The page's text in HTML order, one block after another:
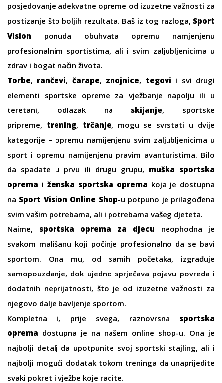
posjedovanje adekvatne opreme od izuzetne važnosti za
postizanje što boljih rezultata. Baš iz tog razloga, Sport
Vision ponuda obuhvata opremu namjenjenu
profesionalnim sportistima, ali i svim zaljubljenicima u
zdrav i bogat način života.
Torbe, rančevi, čarape, znojnice, tegovi i svi drugi
elementi sportske opreme za vježbanje napolju ili u
teretani, odlazak na skijanje, sportske
pripreme, trening, trčanje, mogu se svrstati u dvije
kategorije – opremu namijenjenu svim zaljubljenicima u
sport i opremu namijenjenu pravim avanturistima. Bilo
da spadate u prvu ili drugu grupu, muška sportska
oprema i ženska sportska oprema koja je dostupna
na Sport Vision Online Shop-u potpuno je prilagođena
svim vašim potrebama, ali i potrebama vašeg djeteta.
Naime, sportska oprema za djecu neophodna je
svakom mališanu koji počinje profesionalno da se bavi
sportom. Ona mu, od samih početaka, izgrađuje
samopouzdanje, dok ujedno sprječava pojavu povreda i
dodatnih neprijatnosti, što je od izuzetne važnosti za
njegovo dalje bavljenje sportom.
Kompletna i, prije svega, raznovrsna sportska
oprema dostupna je na našem online shop-u. Ona je
najbolji detalj da upotpunite svoj sportski stajling, ali i
najbolji mogući dodatak tokom treninga da unaprijedite
svaki pokret i vježbe koje radite.